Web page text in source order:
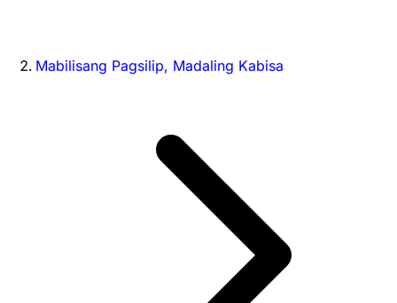
Mabilisang Pagsilip, Madaling Kabisa